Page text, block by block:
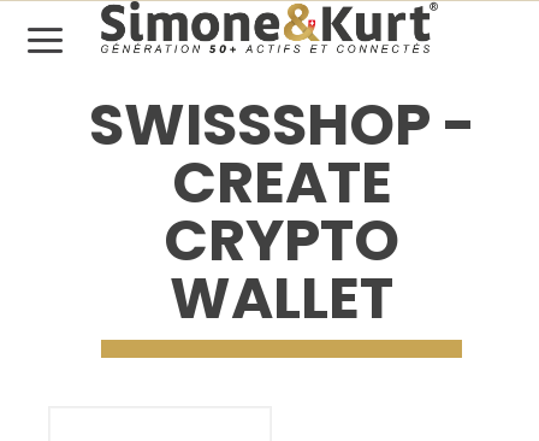
SWISSSHOP -
CREATE
CRYPTO
WALLET